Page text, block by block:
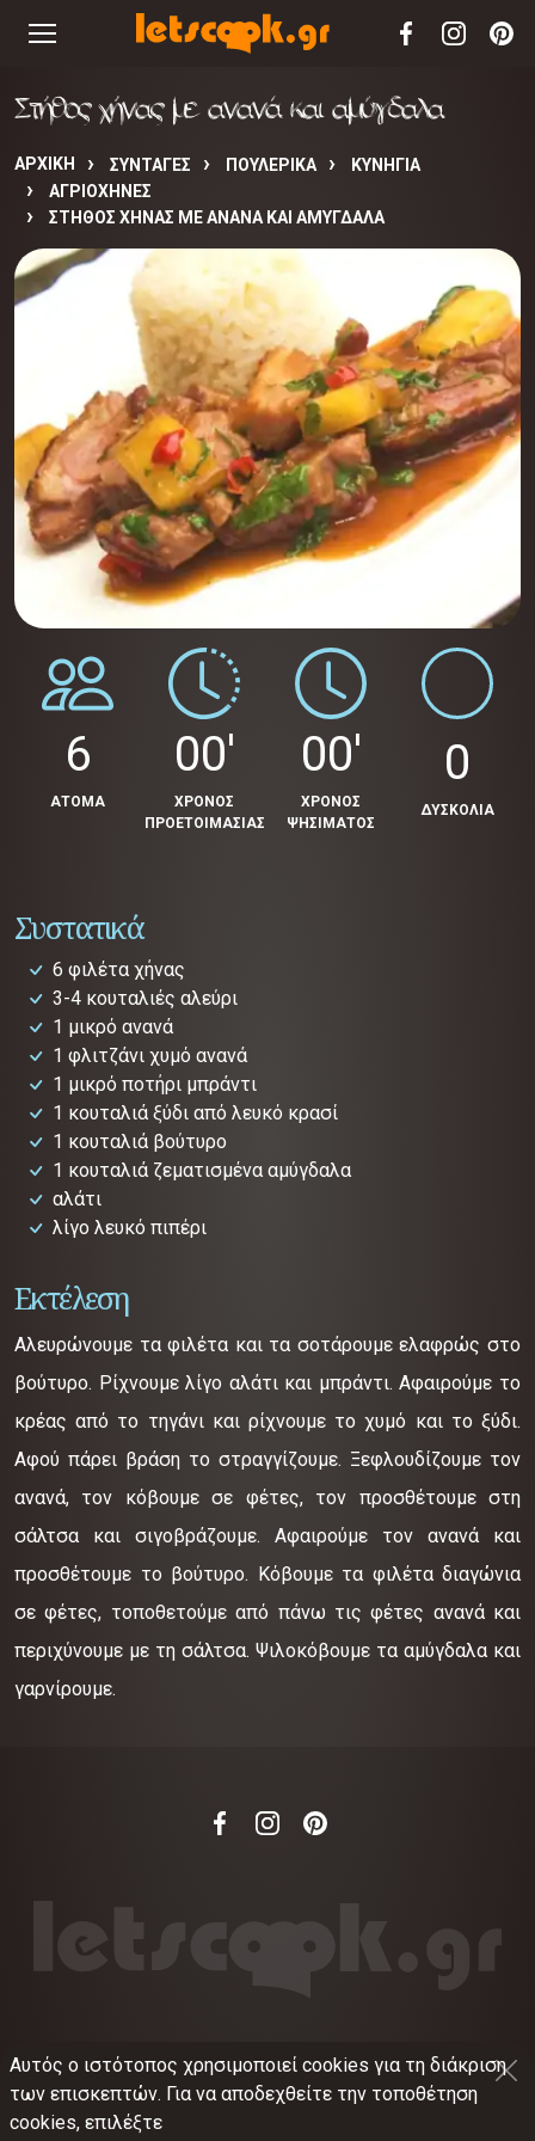
Στήθος χήνας με ανανά και αμύγδαλα
ΑΡΧΙΚΉ ΣΥΝΤΑΓΈΣ ΠΟΥΛΕΡΙΚΑ
ΚΥΝΗΓΙΑ
ΑΓΡΙΟΧΗΝΕΣ
ΣΤΉΘΟΣ ΧΉΝΑΣ ΜΕ ΑΝΑΝΆ ΚΑΙ ΑΜΎΓΔΑΛΑ
6
ΑΤΟΜΑ
00'
ΧΡΟΝΟΣ
ΠΡΟΕΤΟΙΜΑΣΙΑΣ
00'
ΧΡΟΝΟΣ
ΨΗΣΙΜΑΤΟΣ
0
ΔΥΣΚΟΛΙΑ
Συστατικά
6 φιλέτα χήνας
3-4 κουταλιές αλεύρι
1 μικρό ανανά
1 φλιτζάνι χυμό ανανά
1 μικρό ποτήρι μπράντι
1 κουταλιά ξύδι από λευκό κρασί
1 κουταλιά βούτυρο
1 κουταλιά ζεματισμένα αμύγδαλα
αλάτι
λίγο λευκό πιπέρι
Εκτέλεση
Αλευρώνουμε τα φιλέτα και τα σοτάρουμε ελαφρώς στο
βούτυρο. Ρίχνουμε λίγο αλάτι και μπράντι. Αφαιρούμε το
κρέας από το τηγάνι και ρίχνουμε το χυμό και το ξύδι.
Αφού πάρει βράση το στραγγίζουμε. Ξεφλουδίζουμε τον
ανανά, τον κόβουμε σε φέτες, τον προσθέτουμε στη
σάλτσα και σιγοβράζουμε. Αφαιρούμε τον ανανά και
προσθέτουμε το βούτυρο. Κόβουμε τα φιλέτα διαγώνια
σε φέτες, τοποθετούμε από πάνω τις φέτες ανανά και
περιχύνουμε με τη σάλτσα. Ψιλοκόβουμε τα αμύγδαλα και
γαρνίρουμε.
©2012-2026 LETSCOOK.GRΑριθμός ΓΕΜΗ:
021375326001
Όροι χρήσης•Πολιτική απορρήτου
Αυτός ο ιστότοπος χρησιμοποιεί cookies για τη διάκριση
των επισκεπτών. Για να αποδεχθείτε την τοποθέτηση
cookies, επιλέξτε